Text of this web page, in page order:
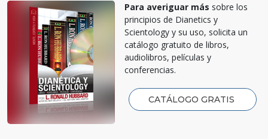
Para averiguar más sobre los
principios de Dianetics y
Scientology y su uso, solicita un
catálogo gratuito de libros,
audiolibros, películas y
conferencias.
CATÁLOGO GRATIS